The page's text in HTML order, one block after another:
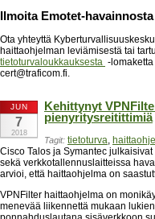
Ilmoita Emotet-havainnosta
Ota yhteyttä
haittaohjelman leviämisestä tai
tietoturvaloukkauksesta -
cert@traficom.fi.
JUN
7
2018
Kehittynyt
pienyritysreitittimiä
Tagit: tietoturva,
Cisco Talos ja Symantec
sekä verkkotallennuslaitteissa
arvioi, että haittaohjelma on
VPNFilter haittaohjelma on
menevää liikennettä mukaan